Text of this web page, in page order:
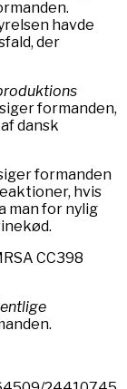
havde
der
siger formanden,
dansk
formanden
hvis
man for nylig
CC398